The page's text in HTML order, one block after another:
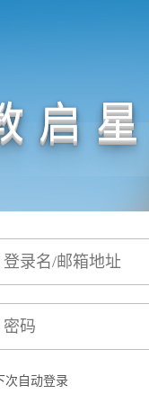
启
次自动登录